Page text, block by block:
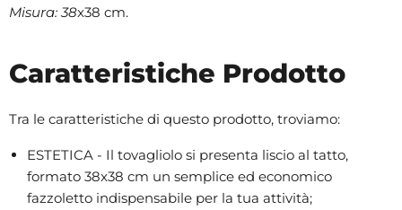
Misura: 38x38 cm.
Caratteristiche Prodotto
Tra le caratteristiche di questo prodotto, troviamo:
ESTETICA - Il tovagliolo si presenta liscio al tatto,
formato 38x38 cm un semplice ed economico
fazzoletto indispensabile per la tua attività;